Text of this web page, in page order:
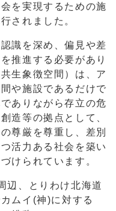
を実現するための施
されました。
識を深め、偏見や差
推進する必要があり
生象徴空間）は、ア
や施設であるだけで
ありながら存立の危
造等の拠点として、
尊厳を尊重し、差別
活力ある社会を築い
けられています。
、とりわけ北海道
ムイ(神)に対する